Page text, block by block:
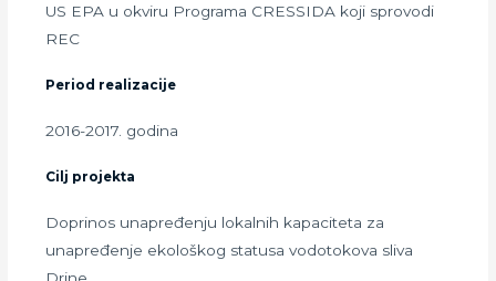
US EPA u okviru Programa CRESSIDA koji sprovodi
REC
Period realizacije
2016-2017. godina
Cilj projekta
Doprinos unapređenju lokalnih kapaciteta za
unapređenje ekološkog statusa vodotokova sliva